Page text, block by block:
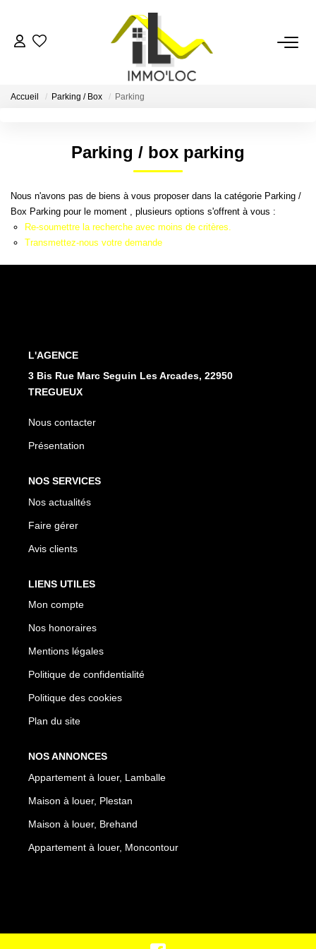
ACCUEIL
FAIRE GÉRER
MON AGENCE
AVIS CLIENTS
Accueil Parking / Box Parking
Parking / box parking
Nous n'avons pas de biens à vous proposer dans la catégorie Parking /
Box Parking pour le moment , plusieurs options s'offrent à vous :
Re-soumettre la recherche avec moins de critères.
Transmettez-nous votre demande
L'AGENCE
3 Bis Rue Marc Seguin Les Arcades, 22950
TREGUEUX
Nous contacter
Présentation
NOS SERVICES
Nos actualités
Faire gérer
Avis clients
LIENS UTILES
Mon compte
Nos honoraires
Mentions légales
Politique de confidentialité
Politique des cookies
Plan du site
NOS ANNONCES
Appartement à louer, Lamballe
Maison à louer, Plestan
Maison à louer, Brehand
Appartement à louer, Moncontour